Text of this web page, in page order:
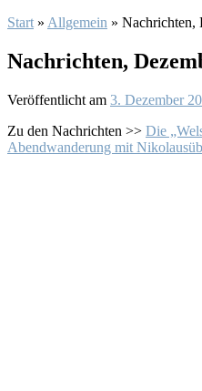
Start » Allgemein » Nachrichten,
Nachrichten,
Veröffentlicht am 3. Dezember
Zu den Nachrichten >> Die
Abendwanderung mit